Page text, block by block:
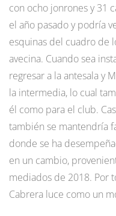
con ocho jonrones y 31
el año pasado y podría
esquinas del cuadro de
avecina. Cuando sea
regresar a la antesala y
la intermedia, lo cual
él como para el club.
también se mantendría
donde se ha
en un cambio,
mediados de 2018. Por
Cabrera luce como un